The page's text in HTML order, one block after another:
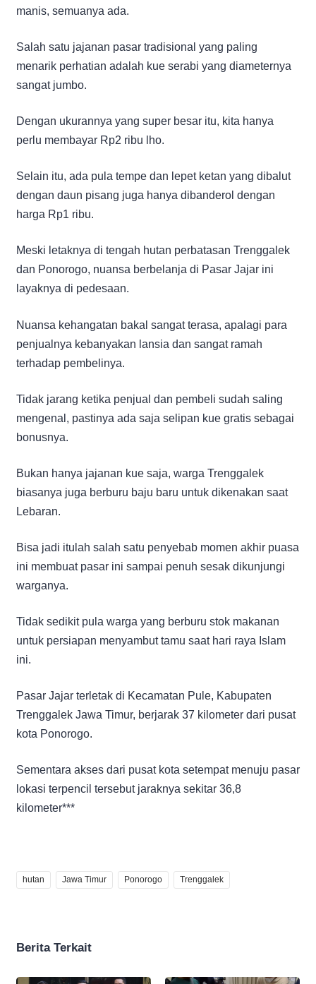
manis, semuanya ada.
Salah satu jajanan pasar tradisional yang paling
menarik perhatian adalah kue serabi yang diameternya
sangat jumbo.
Dengan ukurannya yang super besar itu, kita hanya
perlu membayar Rp2 ribu lho.
Selain itu, ada pula tempe dan lepet ketan yang dibalut
dengan daun pisang juga hanya dibanderol dengan
harga Rp1 ribu.
Meski letaknya di tengah hutan perbatasan Trenggalek
dan Ponorogo, nuansa berbelanja di Pasar Jajar ini
layaknya di pedesaan.
Nuansa kehangatan bakal sangat terasa, apalagi para
penjualnya kebanyakan lansia dan sangat ramah
terhadap pembelinya.
Tidak jarang ketika penjual dan pembeli sudah saling
mengenal, pastinya ada saja selipan kue gratis sebagai
bonusnya.
Bukan hanya jajanan kue saja, warga Trenggalek
biasanya juga berburu baju baru untuk dikenakan saat
Lebaran.
Bisa jadi itulah salah satu penyebab momen akhir puasa
ini membuat pasar ini sampai penuh sesak dikunjungi
warganya.
Tidak sedikit pula warga yang berburu stok makanan
untuk persiapan menyambut tamu saat hari raya Islam
ini.
Pasar Jajar terletak di Kecamatan Pule, Kabupaten
Trenggalek Jawa Timur, berjarak 37 kilometer dari pusat
kota Ponorogo.
Sementara akses dari pusat kota setempat menuju pasar
lokasi terpencil tersebut jaraknya sekitar 36,8
kilometer***
hutan Jawa Timur Ponorogo Trenggalek
Berita Terkait